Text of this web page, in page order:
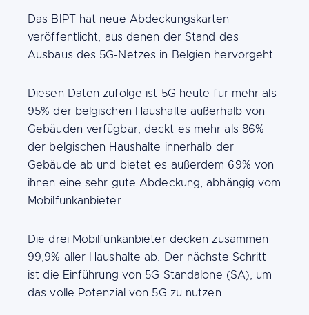
Introduction
Das BIPT hat neue Abdeckungskarten
veröffentlicht, aus denen der Stand des
Ausbaus des 5G-Netzes in Belgien hervorgeht.
Building
blocks
Content
Diesen Daten zufolge ist 5G heute für mehr als
95% der belgischen Haushalte außerhalb von
Gebäuden verfügbar, deckt es mehr als 86%
der belgischen Haushalte innerhalb der
Gebäude ab und bietet es außerdem 69% von
ihnen eine sehr gute Abdeckung, abhängig vom
Mobilfunkanbieter.
Die drei Mobilfunkanbieter decken zusammen
99,9% aller Haushalte ab. Der nächste Schritt
ist die Einführung von 5G Standalone (SA), um
das volle Potenzial von 5G zu nutzen.